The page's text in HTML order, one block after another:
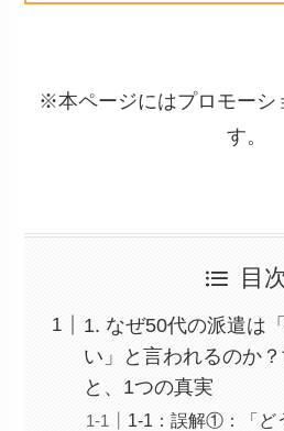
※本ページにはプロモーシ
す。
目
1. なぜ50代の派遣は
い」と言われるのか
と、1つの真実
1-1：誤解①：「ど